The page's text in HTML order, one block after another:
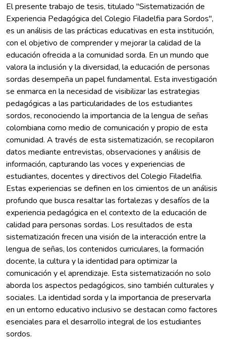
El presente trabajo de tesis, titulado "Sistematización de
Experiencia Pedagógica del Colegio Filadelfia para Sordos",
es un análisis de las prácticas educativas en esta institución,
con el objetivo de comprender y mejorar la calidad de la
educación ofrecida a la comunidad sorda. En un mundo que
valora la inclusión y la diversidad, la educación de personas
sordas desempeña un papel fundamental. Esta investigación
se enmarca en la necesidad de visibilizar las estrategias
pedagógicas a las particularidades de los estudiantes
sordos, reconociendo la importancia de la lengua de señas
colombiana como medio de comunicación y propio de esta
comunidad. A través de esta sistematización, se recopilaron
datos mediante entrevistas, observaciones y análisis de
información, capturando las voces y experiencias de
estudiantes, docentes y directivos del Colegio Filadelfia.
Estas experiencias se definen en los cimientos de un análisis
profundo que busca resaltar las fortalezas y desafíos de la
experiencia pedagógica en el contexto de la educación de
calidad para personas sordas. Los resultados de esta
sistematización frecen una visión de la interacción entre la
lengua de señas, los contenidos curriculares, la formación
docente, la cultura y la identidad para optimizar la
comunicación y el aprendizaje. Esta sistematización no solo
aborda los aspectos pedagógicos, sino también culturales y
sociales. La identidad sorda y la importancia de preservarla
en un entorno educativo inclusivo se destacan como factores
esenciales para el desarrollo integral de los estudiantes
sordos.